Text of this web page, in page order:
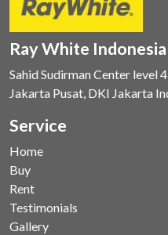
Ray White Indonesia
Sahid Sudirman Center level
Jakarta Pusat, DKI Jakarta
Service
Home
Buy
Rent
Testimonials
Gallery